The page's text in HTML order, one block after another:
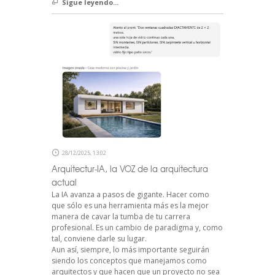
Sigue leyendo...
28/12/2025, 13:02
Arquitectur-IA, la VOZ de la arquitectura
actual
La IA avanza a pasos de gigante. Hacer como
que sólo es una herramienta más es la mejor
manera de cavar la tumba de tu carrera
profesional. Es un cambio de paradigma y, como
tal, conviene darle su lugar.
Aun así, siempre, lo más importante seguirán
siendo los conceptos que manejamos como
arquitectos y que hacen que un proyecto no sea